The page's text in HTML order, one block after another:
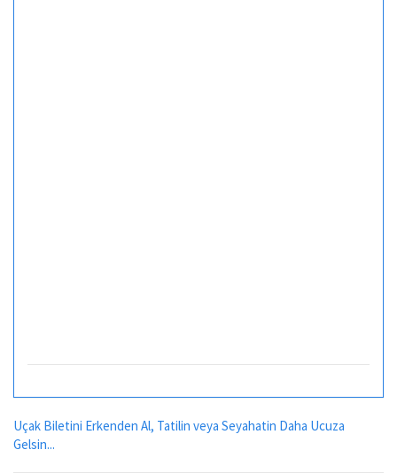
Uçak Biletini Erkenden Al, Tatilin veya Seyahatin Daha Ucuza
Gelsin...